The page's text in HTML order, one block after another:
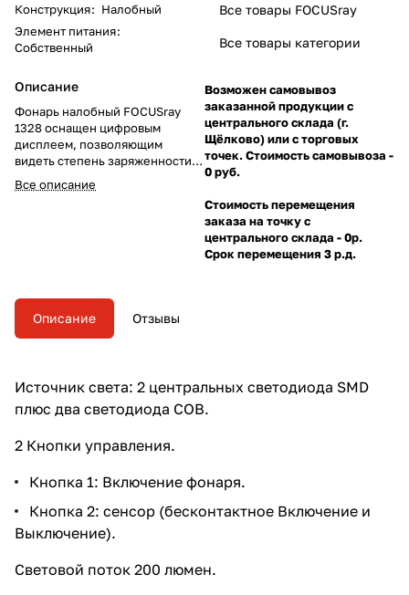
Конструкция: Налобный
Элемент питания:
Собственный
Описание
Фонарь налобный FOCUSray
1328 оснащен цифровым
дисплеем, позволяющим
видеть степень заряженности
аккумулятора. 6 режимов
свечения, дальность освещения
Все описание
Все товары FOCUSray
Все товары категории
Возможен самовывоз
заказанной продукции с
центрального склада (г.
Щёлково) или с торговых
точек. Стоимость самовывоза -
0 руб.
Стоимость перемещения
заказа на точку с
центрального склада - 0р.
Срок перемещения 3 р.д.
Описание Отзывы
Источник света: 2 центральных светодиода SMD
плюс два светодиода COB.
2 Кнопки управления.
Кнопка 1: Включение фонаря.
Кнопка 2: сенсор (бесконтактное Включение и
Выключение).
Световой поток 200 люмен.